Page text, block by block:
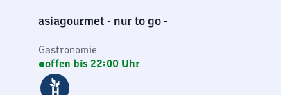
asiagourmet - nur to go -
Gastronomie
offen bis 22:00 Uhr